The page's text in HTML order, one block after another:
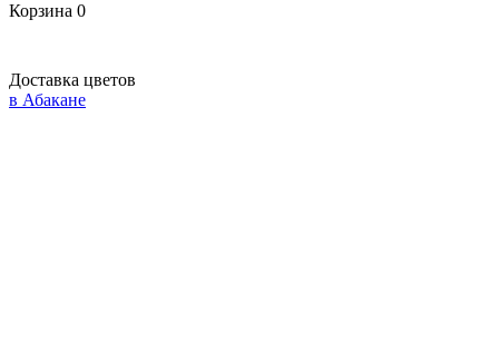
Корзина 0
Доставка цветов
в Абакане